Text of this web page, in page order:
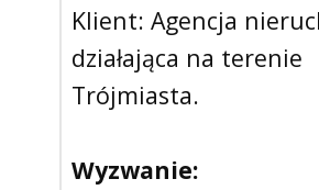
Klient: Agencja
działająca na terenie
Trójmiasta.
Wyzwanie: